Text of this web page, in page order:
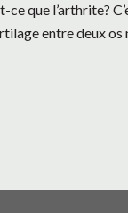
que l’arthrite?
entre deux os